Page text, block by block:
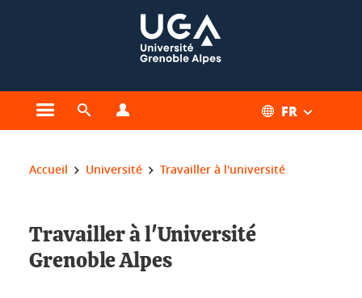
Ouvrir le menu principal
Ouvrir le moteur de recherche FR
Vous êtes ici :
Accueil Université Travailler à l'université
Travailler à l'Université
Grenoble Alpes